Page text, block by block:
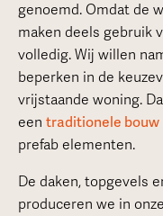
genoemd. Omdat de
maken deels gebruik
volledig. Wij willen
beperken in de
vrijstaande woning.
een traditionele bouw
prefab elementen.
De daken, topgevels
produceren we in